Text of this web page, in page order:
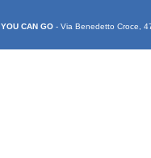
YOU CAN GO - Via Benedetto Croce,